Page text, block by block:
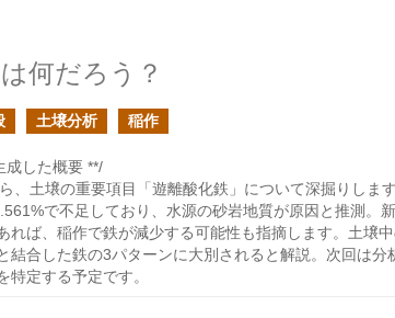
何だろう？
土壌分析 稲作
成した概要 **/
、土壌の重要項目「遊離酸化鉄」について深掘りしま
で不足しており、水源の砂岩地質が原因と推測。
れば、稲作で鉄が減少する可能性も指摘します。土壌
結合した鉄の3パターンに大別されると解説。次回は
特定する予定です。